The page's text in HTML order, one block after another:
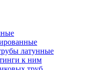
латунные
к ним